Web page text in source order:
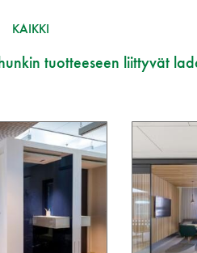
KAIKKI
tuotteeseen liittyvät